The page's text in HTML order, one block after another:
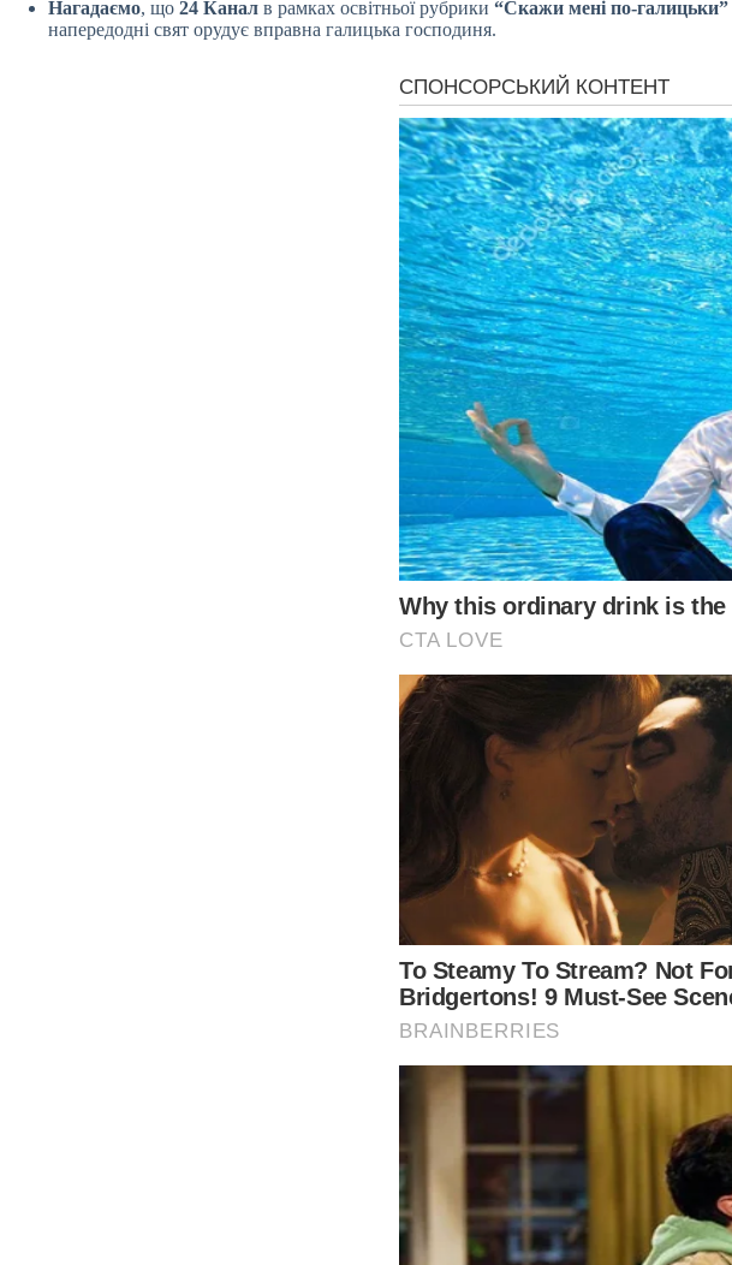
Нагадаємо, що 24 Канал в рамках освітньої рубрики “Скажи мені по-галицьки”
напередодні свят орудує вправна галицька господиня.